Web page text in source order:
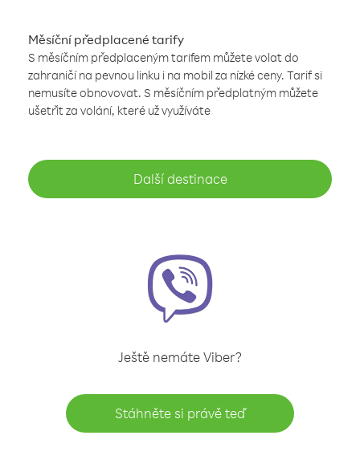
Měsíční předplacené tarify
S měsíčním předplaceným tarifem můžete volat do
zahraničí na pevnou linku i na mobil za nízké ceny. Tarif si
nemusíte obnovovat. S měsíčním předplatným můžete
ušetřit za volání, které už využíváte
Další destinace
Ještě nemáte Viber?
Stáhněte si právě teď